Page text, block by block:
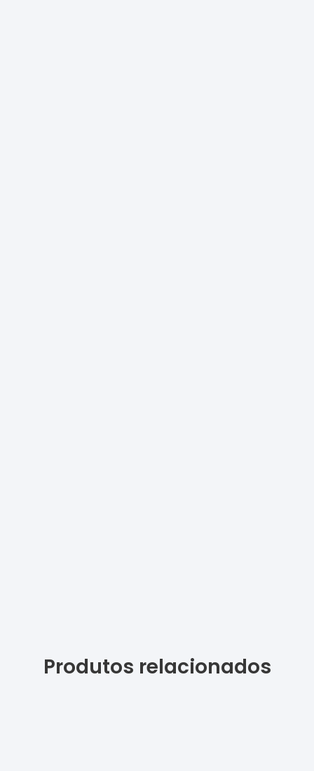
Produtos relacionados